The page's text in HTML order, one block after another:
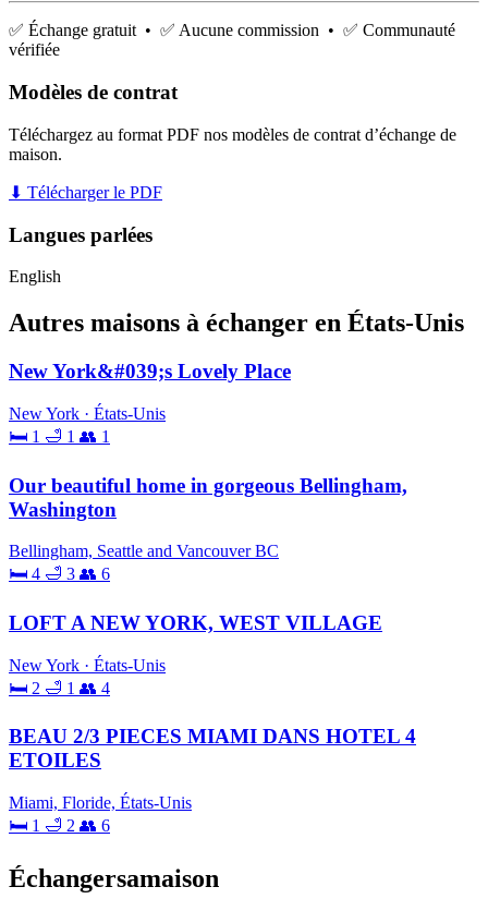
✅ Échange gratuit • ✅ Aucune commission • ✅ Communauté
vérifiée
Modèles de contrat
Téléchargez au format PDF nos modèles de contrat d’échange de
maison.
⬇ Télécharger le PDF
Langues parlées
English
Autres maisons à échanger en États-Unis
New York&#039;s Lovely Place
New York · États-Unis
🛏 1 🛁 1 👥 1
Our beautiful home in gorgeous Bellingham,
Washington
Bellingham, Seattle and Vancouver BC
🛏 4 🛁 3 👥 6
LOFT A NEW YORK, WEST VILLAGE
New York · États-Unis
🛏 2 🛁 1 👥 4
BEAU 2/3 PIECES MIAMI DANS HOTEL 4
ETOILES
Miami, Floride, États-Unis
🛏 1 🛁 2 👥 6
Échangersamaison